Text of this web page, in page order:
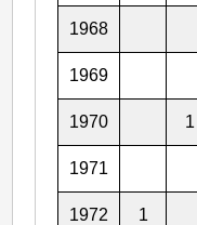
1968
1969
1970 1
1971
1972 1